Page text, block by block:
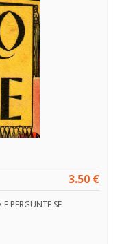
3.50 €
PERGUNTE SE